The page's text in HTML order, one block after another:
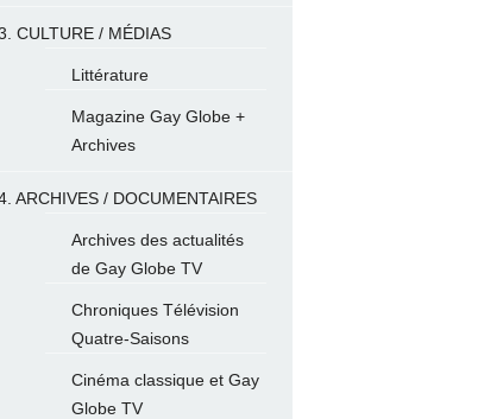
CULTURE / MÉDIAS
Littérature
Magazine Gay Globe +
Archives
ARCHIVES / DOCUMENTAIRES
Archives des actualités
de Gay Globe TV
Chroniques Télévision
Quatre-Saisons
Cinéma classique et Gay
Globe TV